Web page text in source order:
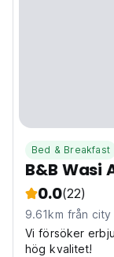
Bed & Breakfast
B&B Wasi
0.0(22)
9.61km från city
Vi försöker
hög kvalitet!